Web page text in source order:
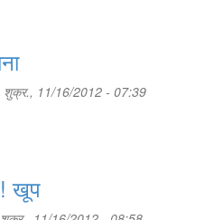
11/16/2012 - 07:39
खूप